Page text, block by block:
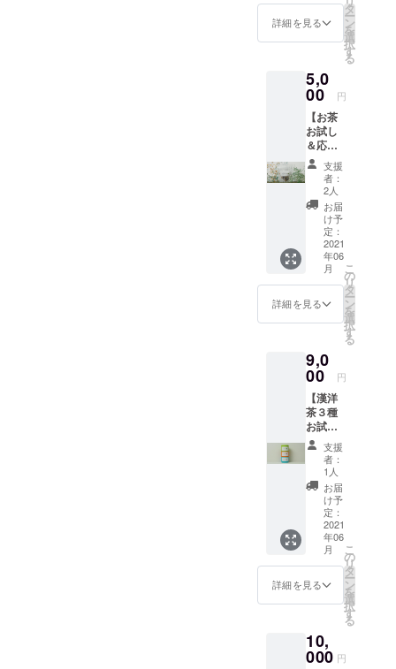
詳細を見る
タ
ー
ン
を
選
択
す
る
5,0
00 円
【お茶
お試し
＆応援
プラ
ン】 5
包入り
漢洋茶
＋お礼
の手紙
支援
者：
2人
お届
け予
定：
2021
年06
月
詳細を見る
こ
の
リ
タ
ー
ン
を
選
択
す
る
9,0
00 円
【漢洋
茶３種
お試し
＆応援
プラ
ン】 ス
タック
缶(３種
入り)＋
お礼の
手紙
支援
者：
1人
お届
け予
定：
2021
年06
月
詳細を見る
こ
の
リ
タ
ー
ン
を
選
択
す
る
10,
000 円